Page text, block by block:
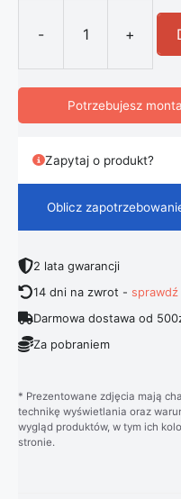
- +
Potrzebujesz
Zapytaj o produkt?
Oblicz
2 lata gwarancji
14 dni na zwrot -
Darmowa dostawa od
Za pobraniem
* Prezentowane zdjęcia mają
technikę wyświetlania oraz
wygląd produktów, w tym ich
stronie.